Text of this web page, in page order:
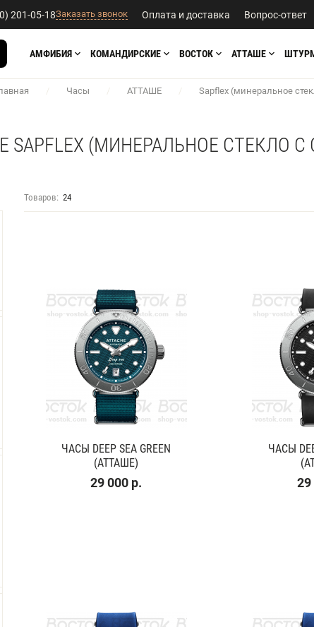
201-05-18Заказать звонок Оплата и доставка Вопрос-ответ
АМФИБИЯ КОМАНДИРСКИЕ ВОСТОК АТТАШЕ
/ Часы / АТТАШЕ / Sapflex (минеральное
SAPFLEX (МИНЕРАЛЬНОЕ
Товаров: 24
ЧАСЫ DEEP SEA GREEN
(АТТАШЕ)
29 000 р.
ЧАСЫ
29